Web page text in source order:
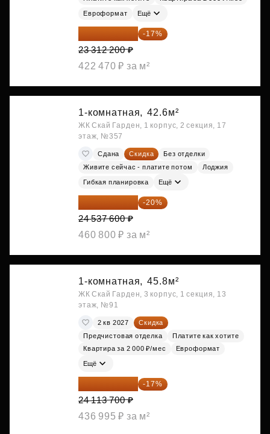
Евроформат Ещё
19 349 126 ₽ -17%
23 312 200 ₽
422 470 ₽ за м²
1-комнатная, 42.6м²
ЖК Скай Гарден, 1 корпус, 2 секция, 17
этаж, №357
Сдана Скидка
Без отделки
Живите сейчас - платите потом
Лоджия
Гибкая планировка Ещё
19 630 080 ₽ -20%
24 537 600 ₽
460 800 ₽ за м²
1-комнатная, 45.8м²
ЖК Скай Гарден, 3 корпус, 1 секция, 13
этаж, №91
2 кв 2027
Скидка
Предчистовая отделка
Платите как хотите
Квартира за 2 000 ₽/мес
Евроформат
Ещё
20 014 371 ₽ -17%
24 113 700 ₽
436 995 ₽ за м²